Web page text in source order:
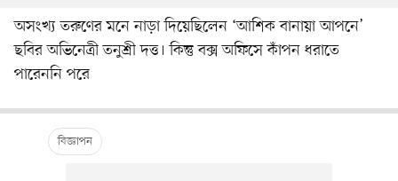
অসংখ্য তরুণের মনে নাড়া দিয়েছিলেন ‘আশিক বানায়া আপনে’
ছবির অভিনেত্রী তনুশ্রী দত্ত। কিন্তু বক্স অফিসে কাঁপন ধরাতে
পারেননি পরে